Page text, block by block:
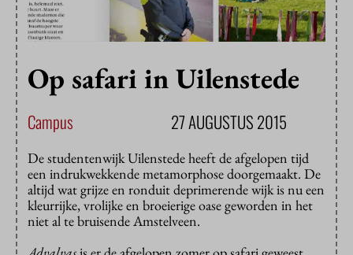
Op safari in Uilenstede
Campus 27 AUGUSTUS 2015
De studentenwijk Uilenstede heeft de afgelopen tijd
een indrukwekkende metamorphose doorgemaakt. De
altijd wat grijze en ronduit deprimerende wijk is nu een
kleurrijke, vrolijke en broeierige oase geworden in het
niet al te bruisende Amstelveen.